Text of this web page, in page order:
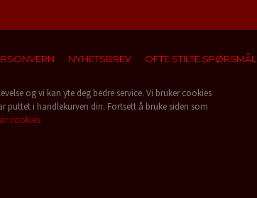
NYHETSBREV OFTE STILTE SPØRSMÅL
og vi kan yte deg bedre service. Vi bruker cookies
i handlekurven din. Fortsett å bruke siden som
cookies.